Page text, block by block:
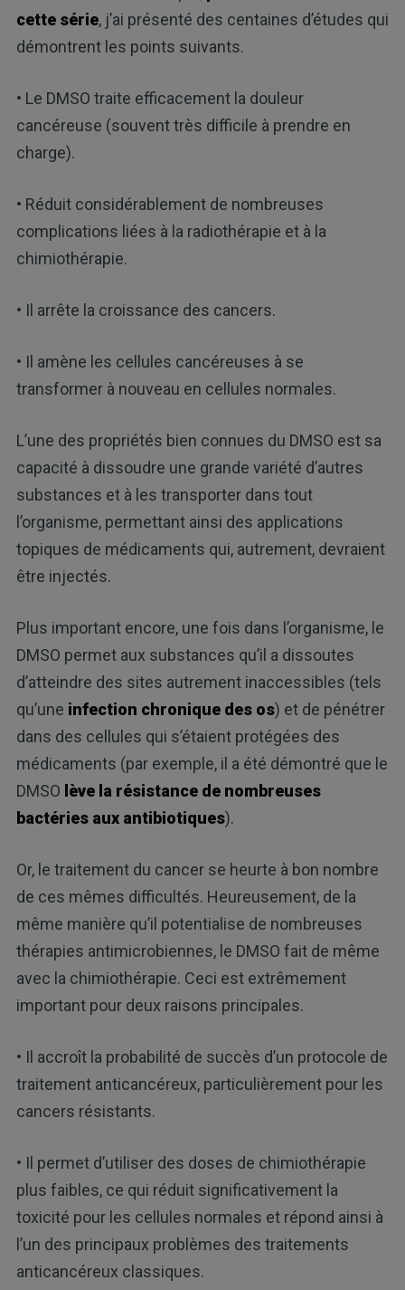
cette série, j’ai présenté des centaines d’études qui
démontrent les points suivants.
• Le DMSO traite efficacement la douleur
cancéreuse (souvent très difficile à prendre en
charge).
• Réduit considérablement de nombreuses
complications liées à la radiothérapie et à la
chimiothérapie.
• Il arrête la croissance des cancers.
• Il amène les cellules cancéreuses à se
transformer à nouveau en cellules normales.
L’une des propriétés bien connues du DMSO est sa
capacité à dissoudre une grande variété d’autres
substances et à les transporter dans tout
l’organisme, permettant ainsi des applications
topiques de médicaments qui, autrement, devraient
être injectés.
Plus important encore, une fois dans l’organisme, le
DMSO permet aux substances qu’il a dissoutes
d’atteindre des sites autrement inaccessibles (tels
qu’une infection chronique des os) et de pénétrer
dans des cellules qui s’étaient protégées des
médicaments (par exemple, il a été démontré que le
DMSO lève la résistance de nombreuses
bactéries aux antibiotiques).
Or, le traitement du cancer se heurte à bon nombre
de ces mêmes difficultés. Heureusement, de la
même manière qu’il potentialise de nombreuses
thérapies antimicrobiennes, le DMSO fait de même
avec la chimiothérapie. Ceci est extrêmement
important pour deux raisons principales.
• Il accroît la probabilité de succès d’un protocole de
traitement anticancéreux, particulièrement pour les
cancers résistants.
• Il permet d’utiliser des doses de chimiothérapie
plus faibles, ce qui réduit significativement la
toxicité pour les cellules normales et répond ainsi à
l’un des principaux problèmes des traitements
anticancéreux classiques.